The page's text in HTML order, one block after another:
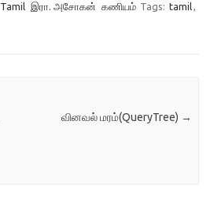
Tamil இரா. அசோகன் கணியம் Tags: tamil
வினவல் மரம்(QueryTree) →